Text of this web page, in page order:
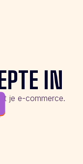
IN
je e-commerce.